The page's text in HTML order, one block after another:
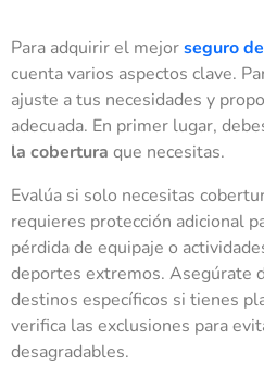
Para adquirir el mejorseguro
cuenta varios aspectos clave.
ajuste a tus necesidades y
adecuada. En primer lugar,
la cobertura que necesitas.
Evalúa si solo necesitas
requieres protección adicional
pérdida de equipaje o
deportes extremos. Asegúrate
destinos específicos si tienes
verifica las exclusiones para
desagradables.